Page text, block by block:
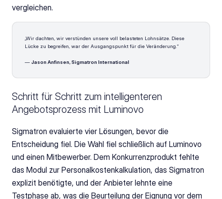
vergleichen.
„Wir dachten, wir verstünden unsere voll belasteten Lohnsätze. Diese
Lücke zu begreifen, war der Ausgangspunkt für die Veränderung.“
— Jason Anfinsen, Sigmatron International
Schritt für Schritt zum intelligenteren
Angebotsprozess mit Luminovo
Sigmatron evaluierte vier Lösungen, bevor die
Entscheidung fiel. Die Wahl fiel schließlich auf Luminovo
und einen Mitbewerber. Dem Konkurrenzprodukt fehlte
das Modul zur Personalkostenkalkulation, das Sigmatron
explizit benötigte, und der Anbieter lehnte eine
Testphase ab, was die Beurteilung der Eignung vor dem